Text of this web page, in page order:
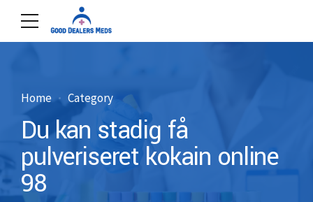
Home Category
Du kan stadig få
pulveriseret kokain online
98